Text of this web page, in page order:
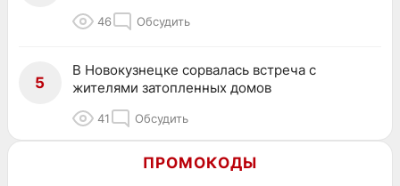
46 Обсудить
5
В Новокузнецке сорвалась встреча с
жителями затопленных домов
41 Обсудить
ПРОМОКОДЫ